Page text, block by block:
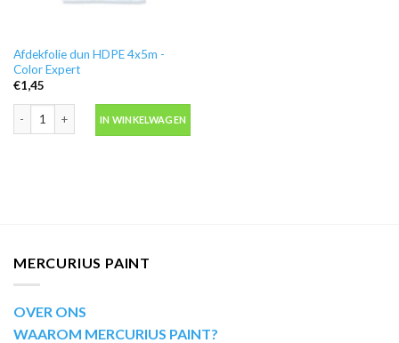
Afdekfolie dun HDPE 4x5m -
Color Expert
€1,45
IN WINKELWAGEN
MERCURIUS PAINT
OVER ONS
WAAROM MERCURIUS PAINT?